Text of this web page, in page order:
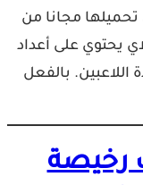
تحميلها مجانا من
يحتوي على أعداد
اللاعبين. بالفعل
رخيصة